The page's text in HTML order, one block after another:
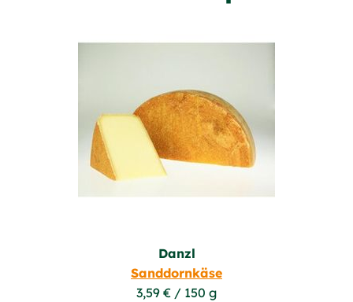
Danzl
Sanddornkäse
3,59 € / 150 g